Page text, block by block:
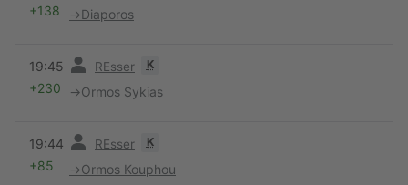
+138 →Diaporos
19:45 REsser K
+230 →Ormos Sykias
19:44 REsser K
+85 →Ormos Kouphou